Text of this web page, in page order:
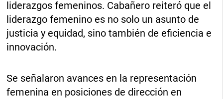
liderazgos femeninos. Cabañero reiteró que el
liderazgo femenino es no solo un asunto de
justicia y equidad, sino también de eficiencia e
innovación.
Se señalaron avances en la representación
femenina en posiciones de dirección en